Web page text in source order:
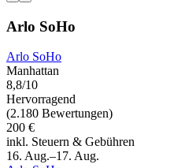
Arlo SoHo
Arlo SoHo
Manhattan
8,8/10
Hervorragend
(2.180 Bewertungen)
200 €
inkl. Steuern & Gebühren
16. Aug.–17. Aug.